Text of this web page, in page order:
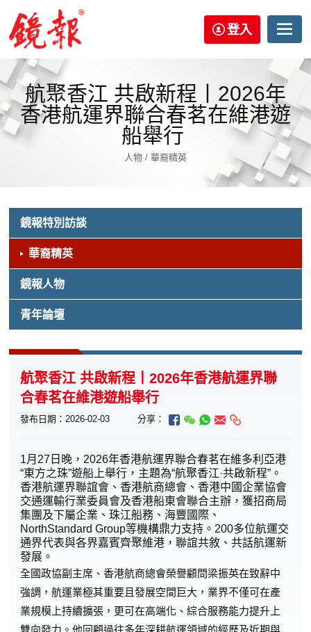
登入
航聚香江 共啟新程丨2026年
香港航運界聯合春茗在維港遊
船舉行
人物 / 華裔精英
鏡報特別訪談
華裔精英
鏡報人物
青年論壇
航聚香江 共啟新程丨2026年香港航運界聯
合春茗在維港遊船舉行
發布日期：2026-02-03 分享：
1月27日晚，2026年香港航運界聯合春茗在維多利亞港
“東方之珠”遊船上舉行，主題為“航聚香江·共啟新程”。
香港航運界聯誼會、香港航商總會、香港中國企業協會
交通運輸行業委員會及香港船東會聯合主辦，獲招商局
集團及下屬企業、珠江船務、海豐國際、
NorthStandard Group等機構鼎力支持。200多位航運交
通界代表與各界嘉賓齊聚維港，聯誼共敘、共話航運新
發展。
全國政協副主席、香港航商總會榮譽顧問梁振英在致辭中
強調，航運業極其重要且發展空間巨大，業界不僅可在產
業規模上持續擴張，更可在高端化、綜合服務能力提升上
雙向發力。他回顧過往多年深耕航運領域的經歷及近期與